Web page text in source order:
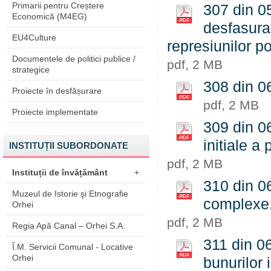
Primarii pentru Creștere
Economică (M4EG)
EU4Culture
Documentele de politici publice /
strategice
Proiecte în desfășurare
Proiecte implementate
INSTITUȚII SUBORDONATE
Instituții de învățământ +
Muzeul de Istorie şi Etnografie
Orhei
Regia Apă Canal – Orhei S.A.
Î.M. Servicii Comunal - Locative
Orhei
307 din
represiunilor
pdf, 2 MB
308 din
pdf, 2 MB
309 din
initiale a
pdf, 2 MB
310 din
pdf, 2 MB
311 din
bunurilor